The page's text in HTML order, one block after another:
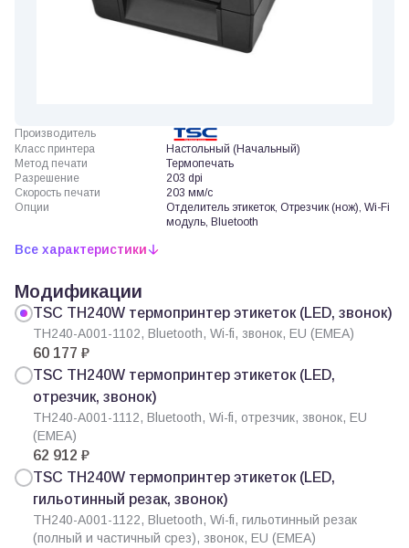
Производитель
Класс принтера
Настольный (Начальный)
Метод печати
Термопечать
Разрешение
203 dpi
Скорость печати
203 мм/с
Опции
Отделитель этикеток, Отрезчик (нож), Wi-Fi
модуль, Bluetooth
Все характеристики
Модификации
TSC TH240W термопринтер этикеток (LED, звонок)
TH240-A001-1102, Bluetooth, Wi-fi, звонок, EU (EMEA)
60 177 ₽
TSC TH240W термопринтер этикеток (LED,
отрезчик, звонок)
TH240-A001-1112, Bluetooth, Wi-fi, отрезчик, звонок, EU
(EMEA)
62 912 ₽
TSC TH240W термопринтер этикеток (LED,
гильотинный резак, звонок)
TH240-A001-1122, Bluetooth, Wi-fi, гильотинный резак
(полный и частичный срез), звонок, EU (EMEA)